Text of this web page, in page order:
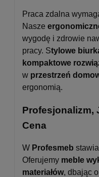
Praca zdalna
Nasze
wygodę i zdrowie
pracy. Stylowe
kompaktowe
w przestrzeń
ergonomią.
Profesjonalizm,
Cena
W Profesmeb
Oferujemy meble
materiałów, dbając